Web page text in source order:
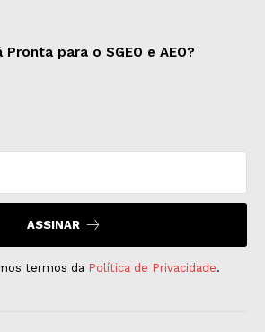
para o SGEO e AEO?
ASSINAR
termos da Política de Privacidade.